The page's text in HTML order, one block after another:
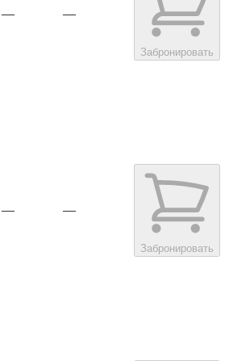
— —
Забронировать
— —
Забронировать